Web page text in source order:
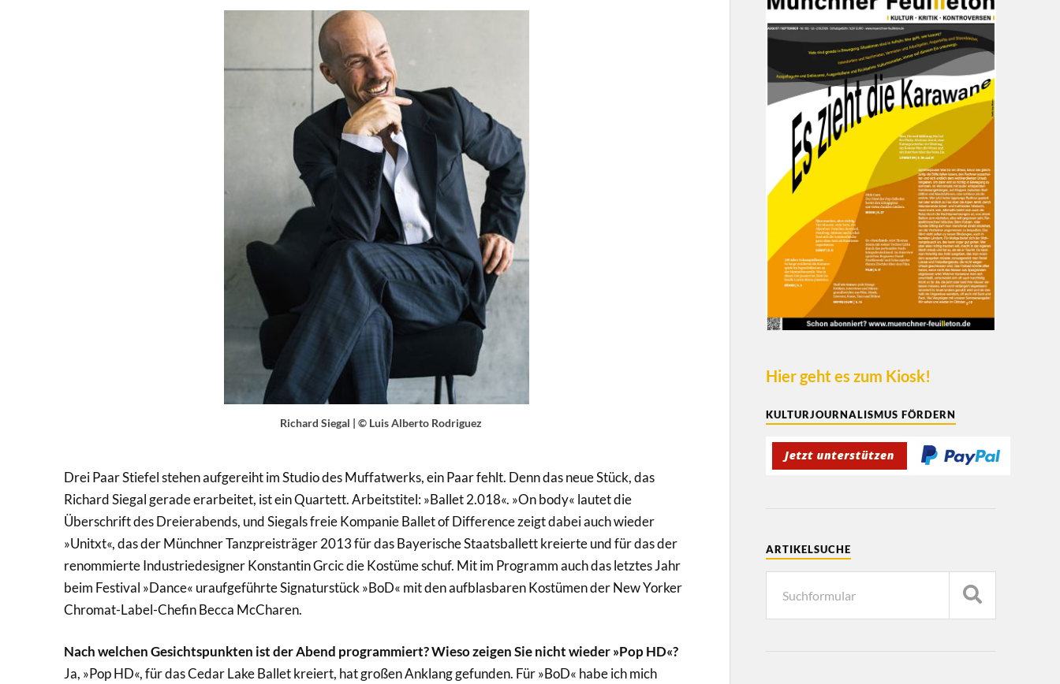
Richard Siegal | © Luis Alberto Rodriguez
Drei Paar Stiefel stehen aufgereiht im Studio des Muffatwerks, ein Paar fehlt. Denn das neue Stück, das
Richard Siegal gerade erarbeitet, ist ein Quartett. Arbeitstitel: »Ballet 2.018«. »On body« lautet die
Überschrift des Dreierabends, und Siegals freie Kompanie Ballet of Difference zeigt dabei auch wieder
»Unitxt«, das der Münchner Tanzpreisträger 2013 für das Bayerische Staatsballett kreierte und für das der
renommierte Industriedesigner Konstantin Grcic die Kostüme schuf. Mit im Programm auch das letztes Jahr
beim Festival »Dance« uraufgeführte Signaturstück »BoD« mit den aufblasbaren Kostümen der New Yorker
Chromat-Label-Chefin Becca McCharen.
Nach welchen Gesichtspunkten ist der Abend programmiert? Wieso zeigen Sie nicht wieder »Pop HD«?
Ja, »Pop HD«, für das Cedar Lake Ballet kreiert, hat großen Anklang gefunden. Für »BoD« habe ich mich
Hier geht es zum Kiosk!
KULTURJOURNALISMUS FÖRDERN
ARTIKELSUCHE